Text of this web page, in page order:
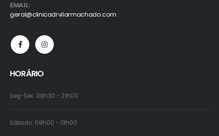
EMAIL:
geral@clinicadrvilarmachado.com
HORÁRIO
Seg-Sex: 08h30 - 21h00
Sábado: 09h00 - 13h00